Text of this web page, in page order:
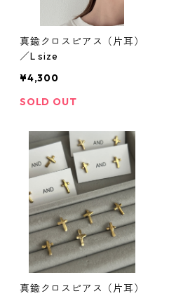
真鍮クロスピアス（片耳）
／L size
¥4,300
SOLD OUT
真鍮クロスピアス（片耳）